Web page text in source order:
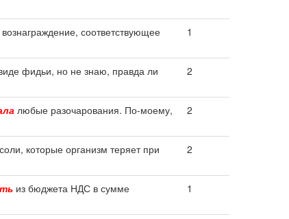
вознаграждение, соответствующее
1
фидьи, но не знаю, правда ли
2
любые разочарования. По-моему,
2
соли, которые организм теряет при
2
из бюджета НДС в сумме
1